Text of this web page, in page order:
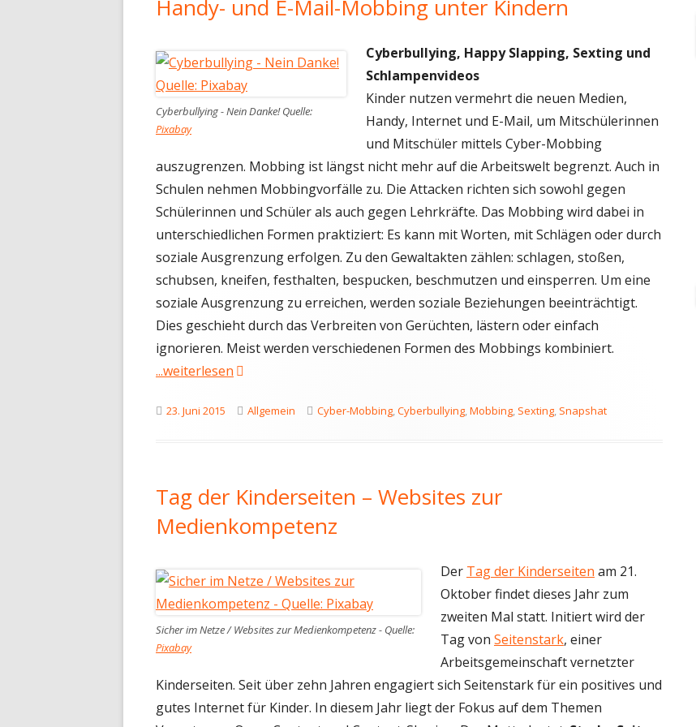
Handy- und E-Mail-Mobbing unter Kindern
Cyberbullying - Nein Danke! Quelle:
Pixabay
Cyberbullying, Happy Slapping, Sexting und
Schlampenvideos
Kinder nutzen vermehrt die neuen Medien,
Handy, Internet und E-Mail, um Mitschülerinnen
und Mitschüler mittels Cyber-Mobbing
auszugrenzen. Mobbing ist längst nicht mehr auf die Arbeitswelt begrenzt. Auch in
Schulen nehmen Mobbingvorfälle zu. Die Attacken richten sich sowohl gegen
Schülerinnen und Schüler als auch gegen Lehrkräfte. Das Mobbing wird dabei in
unterschiedlichen Formen praktiziert: Es kann mit Worten, mit Schlägen oder durch
soziale Ausgrenzung erfolgen. Zu den Gewaltakten zählen: schlagen, stoßen,
schubsen, kneifen, festhalten, bespucken, beschmutzen und einsperren. Um eine
soziale Ausgrenzung zu erreichen, werden soziale Beziehungen beeinträchtigt.
Dies geschieht durch das Verbreiten von Gerüchten, lästern oder einfach
ignorieren. Meist werden verschiedenen Formen des Mobbings kombiniert.
...weiterlesen "Handy- und E-Mail-Mobbing unter Kindern"
Veröffentlicht
23. Juni 2015 Kategorien
Allgemein Schlagwörter
Cyber-Mobbing,Cyberbullying,Mobbing, Sexting, Snapshat
Tag der Kinderseiten – Websites zur
Medienkompetenz
Sicher im Netze / Websites zur Medienkompetenz - Quelle:
Pixabay
Der Tag der Kinderseiten am 21.
Oktober findet dieses Jahr zum
zweiten Mal statt. Initiert wird der
Tag von Seitenstark, einer
Arbeitsgemeinschaft vernetzter
Kinderseiten. Seit über zehn Jahren engagiert sich Seitenstark für ein positives und
gutes Internet für Kinder. In diesem Jahr liegt der Fokus auf dem Themen